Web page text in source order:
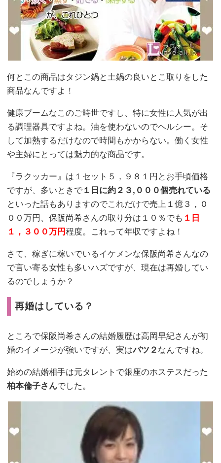
何とこの商品はタジン鍋と土鍋の良いとこ取りをした
商品なんですよ！
健康ブームなこのご時世ですし、特に女性に人気が出
る調理器具ですよね。油を使わないのでヘルシー。そ
して加熱するだけなので時間もかからない。働く女性
や主婦にとっては魅力的な商品です。
『ラクッカー』は１セット５，９８１円とお手頃価格
ですが、多いときで １日に約２３,０００個売れている
といった話もありますのでこれだけで売上１億３，０
００万円、保阪尚希さんの取り分は１０％でも １日
１，３００万円程度。これって年収ですよね！
さて、稼ぎに稼いでいるイケメンな保阪尚希さんなの
で言い寄る女性も多いハズですが、現在は再婚してい
るのでしょうか？
再婚はしている？
ところで保阪尚希さんの結婚履歴は高岡早紀さんが初
婚のイメージが強いですが、実はバツ２ なんですね。
始めの結婚相手は元タレントで銀座のホステスだった
柏本倫子さんでした。